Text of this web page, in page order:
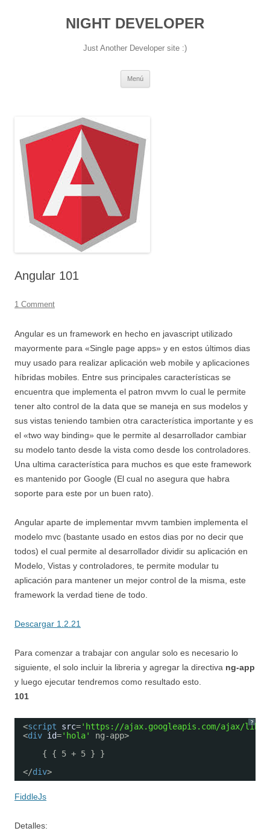
NIGHT DEVELOPER
Just Another Developer site :)
Menú
Angular 101
1 Comment
Angular es un framework en hecho en javascript utilizado
mayormente para «Single page apps» y en estos últimos dias
muy usado para realizar aplicación web mobile y aplicaciones
híbridas mobiles. Entre sus principales características se
encuentra que implementa el patron mvvm lo cual le permite
tener alto control de la data que se maneja en sus modelos y
sus vistas teniendo tambien otra característica importante y es
el «two way binding» que le permite al desarrollador cambiar
su modelo tanto desde la vista como desde los controladores.
Una ultima característica para muchos es que este framework
es mantenido por Google (El cual no asegura que habra
soporte para este por un buen rato).
Angular aparte de implementar mvvm tambien implementa el
modelo mvc (bastante usado en estos dias por no decir que
todos) el cual permite al desarrollador dividir su aplicación en
Modelo, Vistas y controladores, te permite modular tu
aplicación para mantener un mejor control de la misma, este
framework la verdad tiene de todo.
Descargar 1.2.21
Para comenzar a trabajar con angular solo es necesario lo
siguiente, el solo incluir la libreria y agregar la directiva ng-app
y luego ejecutar tendremos como resultado esto.
101
?
<script src='https://ajax.googleapis.com/ajax/
<div id='hola'
ng-app>
{ { 5 + 5 } }
</div>
FiddleJs
Detalles: